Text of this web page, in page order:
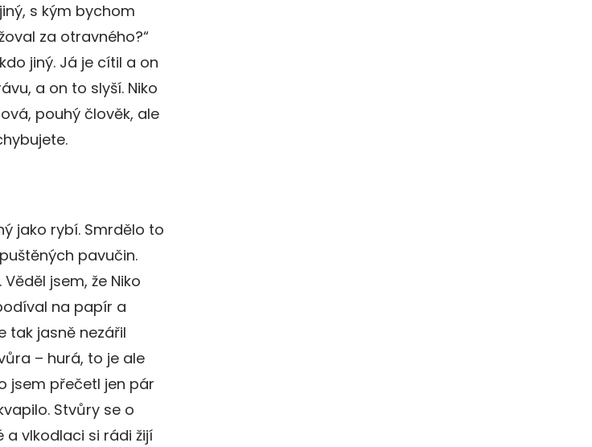
s kým bychom
za otravného?“
jiný. Já je cítil a on
a on to slyší. Niko
pouhý člověk, ale
jako rybí. Smrdělo to
pavučin.
jsem, že Niko
na papír a
tak jasně nezářil
– hurá, to je ale
jsem přečetl jen pár
Stvůry se o
a vlkodlaci si rádi žijí